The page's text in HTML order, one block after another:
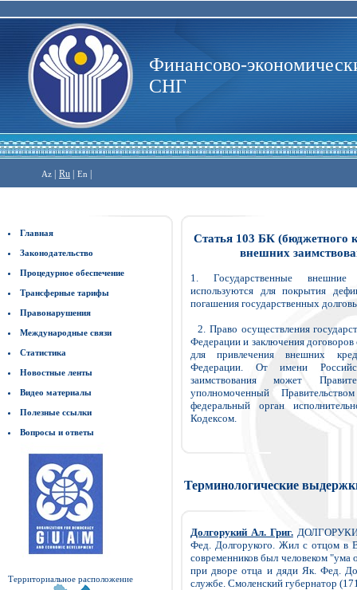
Финансово-
СНГ
Az | Ru | En |
Главная
Законодательство
Процедурное обеспечение
Трансферные тарифы
Правонарушения
Международные связи
Статистика
Новостные ленты
Видео материалы
Полезные ссылки
Вопросы и ответы
Территориальное расположение
Статья 103 БК (бюджетного
внешних
1. Государственные внешние
используются для покрытия
погашения государственных
2. Право осуществления
Федерации и заключения договоров
для привлечения внешних
Федерации. От имени
заимствования может
уполномоченный
федеральный орган
Кодексом.
Терминологические
Долгорукий Ал. Григ.ДОЛГОРУКИЙ
Фед. Долгорукого. Жил с отцом в
современников был человеком "ума
при дворе отца и дяди Як. Фед.
службе. Смоленский губернатор